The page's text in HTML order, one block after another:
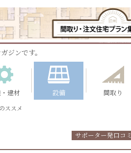
ジンです。
建材 設備 間取り
ススメ
サポーター発口コミ